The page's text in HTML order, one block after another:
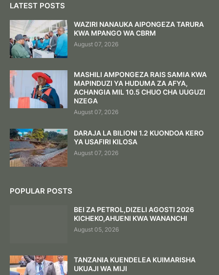
LATEST POSTS
WAZIRI NANAUKA AIPONGEZA TARURA
KWA MPANGO WA CBRM
August 07, 2026
MASHILI AMPONGEZA RAIS SAMIA KWA
MAPINDUZI YA HUDUMA ZA AFYA,
ACHANGIA MIL 10.5 CHUO CHA UUGUZI
NZEGA
August 07, 2026
DARAJA LA BILIONI 1.2 KUONDOA KERO
YA USAFIRI KILOSA
August 07, 2026
POPULAR POSTS
BEI ZA PETROL,DIZELI AGOSTI 2026
KICHEKO,AHUENI KWA WANANCHI
August 05, 2026
TANZANIA KUENDELEA KUIMARISHA
UKUAJI WA MIJI